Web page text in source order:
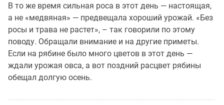
В то же время сильная роса в этот день — настоящая,
а не «медвяная» — предвещала хороший урожай. «Без
росы и трава не растет», – так говорили по этому
поводу. Обращали внимание и на другие приметы.
Если на рябине было много цветов в этот день —
ждали урожая овса, а вот поздний расцвет рябины
обещал долгую осень.